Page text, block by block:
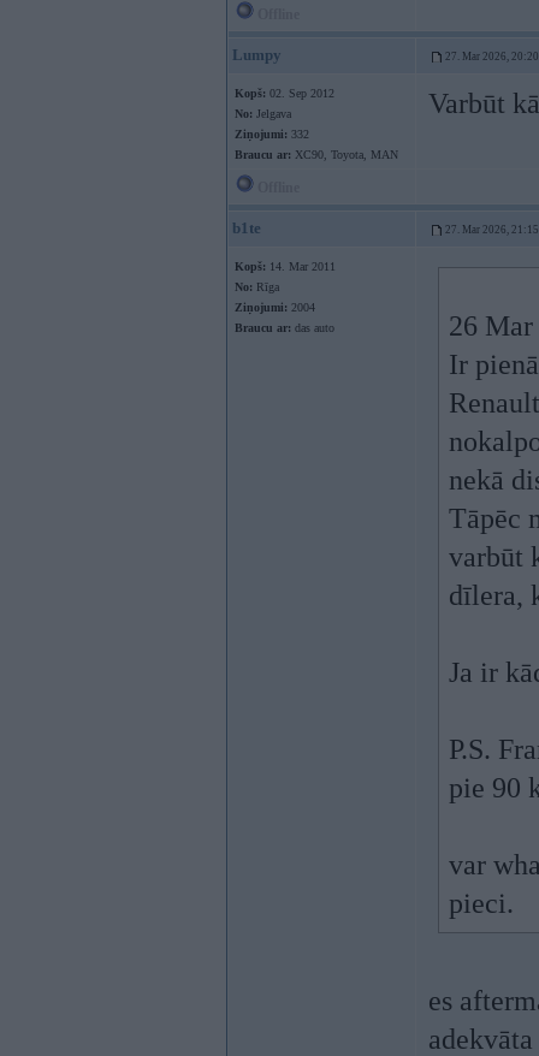
Lumpy 27. Mar 2026, 20:20
Kopš: 02. Sep 2012
No: Jelgava
Ziņojumi: 332
Braucu ar: XC90, Toyota, MAN
Varbūt
b1te 27. Mar 2026, 21:15
Kopš: 14. Mar 2011
No: Rīga
Ziņojumi: 2004
Braucu ar: das auto
26
Ir
nekā
Tāpēc
varbūt
dīlera,
Ja ir
P.S.
pie 90
var
pieci.
es